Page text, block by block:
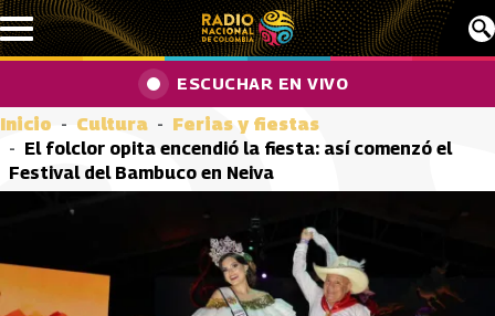
Pasar al contenido principal
ESCUCHAR EN VIVO
Inicio Cultura
Ferias y fiestas
El folclor opita encendió la fiesta: así comenzó el
Festival del Bambuco en Neiva